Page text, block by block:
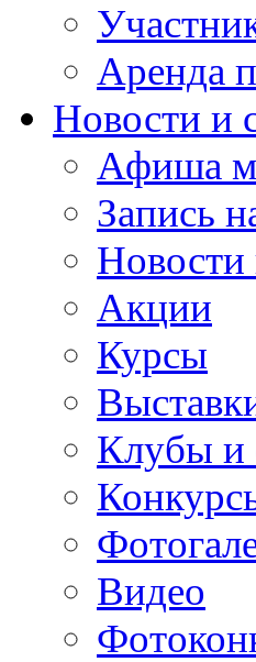
Аренда
Новости и
Афиша
Запись
Новости
Акции
Курсы
Клубы и
Видео